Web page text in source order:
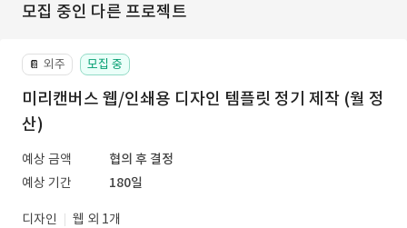
모집 중인 다른 프로젝트
📔 외주 모집 중
미리캔버스 웹/인쇄용 디자인 템플릿 정기 제작 (월 정
산)
예상 금액
협의 후 결정
예상 기간
180일
디자인
웹 외 1개